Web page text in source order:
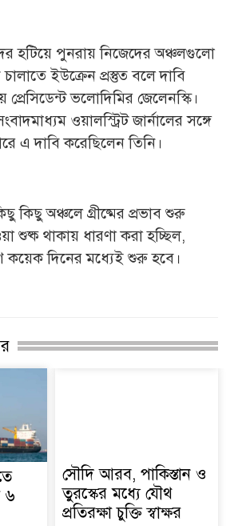
হটিয়ে পুনরায় নিজেদের অঞ্চলগুলো
ইউক্রেন প্রস্তুত বলে দাবি
ভলোদিমির জেলেনস্কি।
ওয়ালস্ট্রিট জার্নালের সঙ্গে
এ দাবি করেছিলেন তিনি।
কিছু অঞ্চলে গ্রীষ্মের প্রভাব শুরু
শুষ্ক থাকায় ধারণা করা হচ্ছিল,
কয়েক দিনের মধ্যেই শুরু হবে।
৬
সৌদি আরব, পাকিস্তান ও
তুরস্কের মধ্যে যৌথ
প্রতিরক্ষা চুক্তি স্বাক্ষর